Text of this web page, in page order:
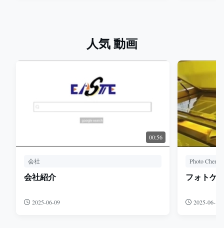
人気 動画
00:56
会社
会社紹介
2025-06-09
Photo
フォトケ
2025-06-13